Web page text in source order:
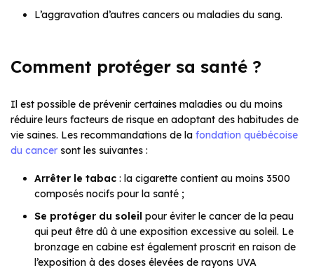
L’aggravation d’autres cancers ou maladies du sang.
Comment protéger sa santé ?
Il est possible de prévenir certaines maladies ou du moins
réduire leurs facteurs de risque en adoptant des habitudes de
vie saines. Les recommandations de la fondation québécoise
du cancer sont les suivantes :
Arrêter le tabac : la cigarette contient au moins 3500
composés nocifs pour la santé ;
Se protéger du soleil pour éviter le cancer de la peau
qui peut être dû à une exposition excessive au soleil. Le
bronzage en cabine est également proscrit en raison de
l’exposition à des doses élevées de rayons UVA